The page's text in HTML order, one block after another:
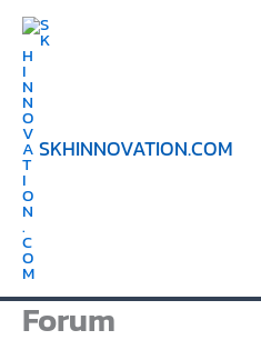
Skip
content
SKHINNOVATION.COM
Forum